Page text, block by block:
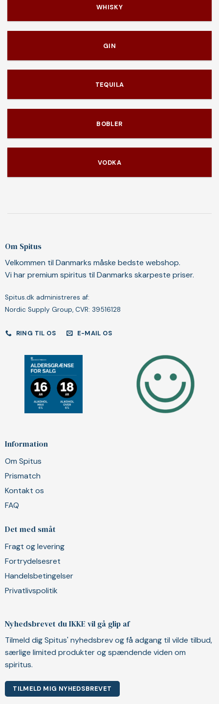
WHISKY
GIN
TEQUILA
BOBLER
VODKA
Om Spitus
Velkommen til Danmarks måske bedste webshop.
Vi har premium spiritus til Danmarks skarpeste priser.
Spitus.dk administreres af:
Nordic Supply Group, CVR: 39516128
RING TIL OS E-MAIL OS
Information
Om Spitus
Prismatch
Kontakt os
FAQ
Det med småt
Fragt og levering
Fortrydelsesret
Handelsbetingelser
Privatlivspolitik
Nyhedsbrevet du IKKE vil gå glip af
Tilmeld dig Spitus' nyhedsbrev og få adgang til vilde tilbud,
særlige limited produkter og spændende viden om
spiritus.
TILMELD MIG NYHEDSBREVET